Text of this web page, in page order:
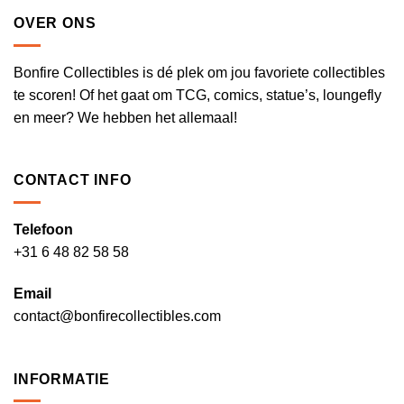
OVER ONS
Bonfire Collectibles is dé plek om jou favoriete collectibles
te scoren! Of het gaat om TCG, comics, statue’s, loungefly
en meer? We hebben het allemaal!
CONTACT INFO
Telefoon
+31 6 48 82 58 58
Email
contact@bonfirecollectibles.com
INFORMATIE